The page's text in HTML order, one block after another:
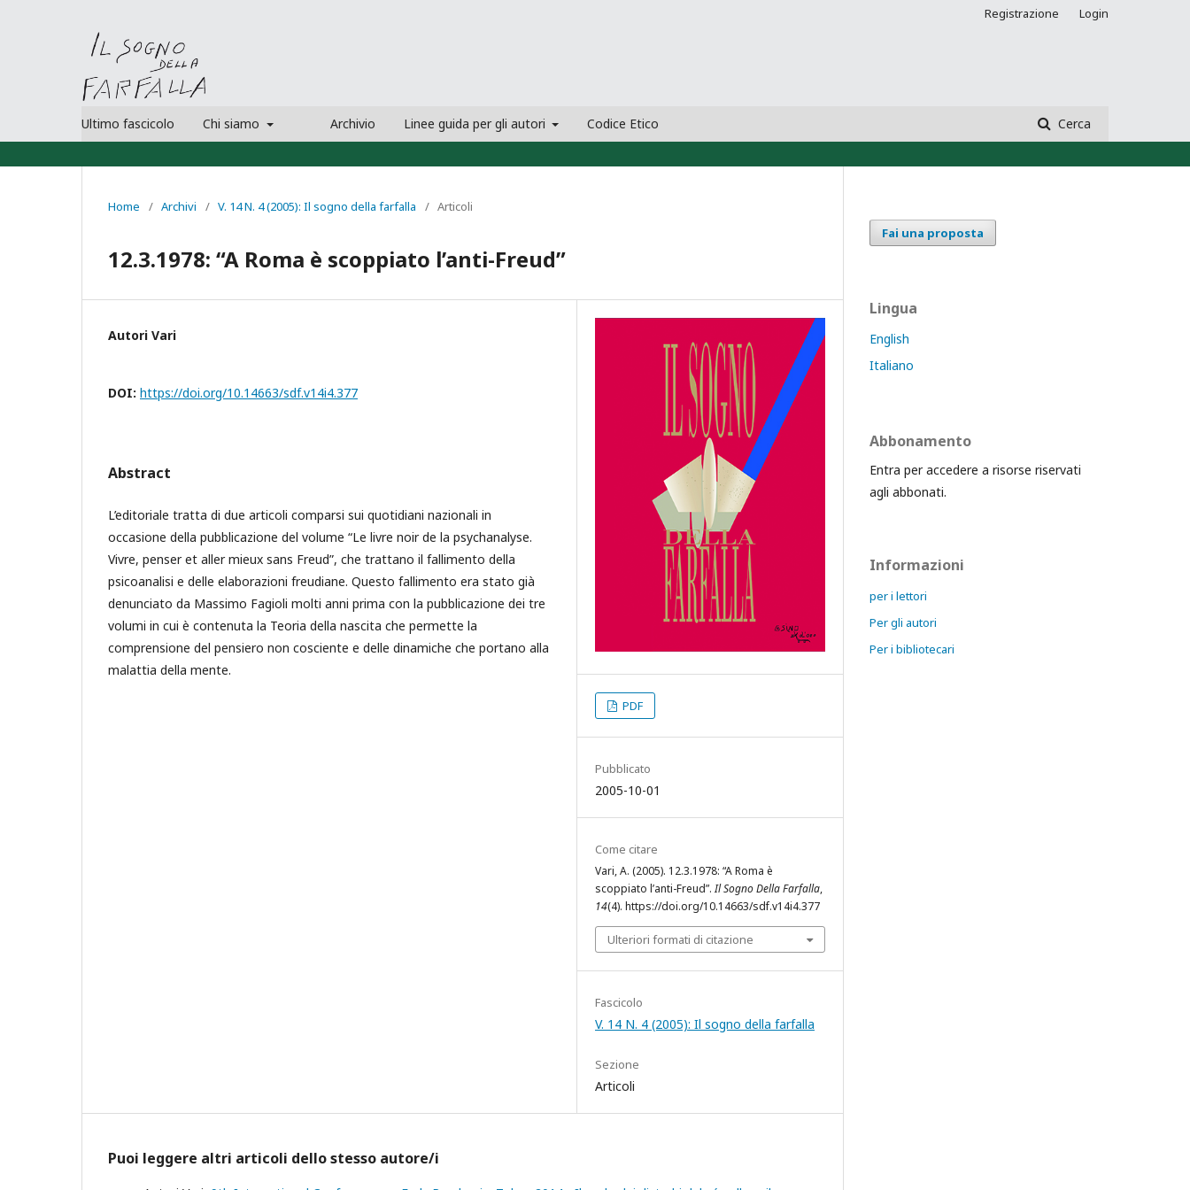
Ultimo fascicolo Chi siamo Archivio Linee guida per gli autori Codice Etico Cerca
Registrazione Login
Home / Archivi / V. 14 N. 4 (2005): Il sogno della farfalla / Articoli
12.3.1978: “A Roma è scoppiato l’anti-Freud”
Autori Vari
DOI: https://doi.org/10.14663/sdf.v14i4.377
Abstract
L’editoriale tratta di due articoli comparsi sui quotidiani nazionali in
occasione della pubblicazione del volume “Le livre noir de la psychanalyse.
Vivre, penser et aller mieux sans Freud”, che trattano il fallimento della
psicoanalisi e delle elaborazioni freudiane. Questo fallimento era stato già
denunciato da Massimo Fagioli molti anni prima con la pubblicazione dei tre
volumi in cui è contenuta la Teoria della nascita che permette la
comprensione del pensiero non cosciente e delle dinamiche che portano alla
malattia della mente.
PDF
Pubblicato
2005-10-01
Come citare
Vari, A. (2005). 12.3.1978: “A Roma è
scoppiato l’anti-Freud”.Il Sogno Della Farfalla,
14(4). https://doi.org/10.14663/sdf.v14i4.377
Ulteriori formati di citazione
Fascicolo
V. 14 N. 4 (2005): Il sogno della farfalla
Sezione
Articoli
Puoi leggere altri articoli dello stesso autore/i
Fai una proposta
Lingua
English
Italiano
Abbonamento
Entra per accedere a risorse riservati
agli abbonati.
Informazioni
per i lettori
Per gli autori
Per i bibliotecari